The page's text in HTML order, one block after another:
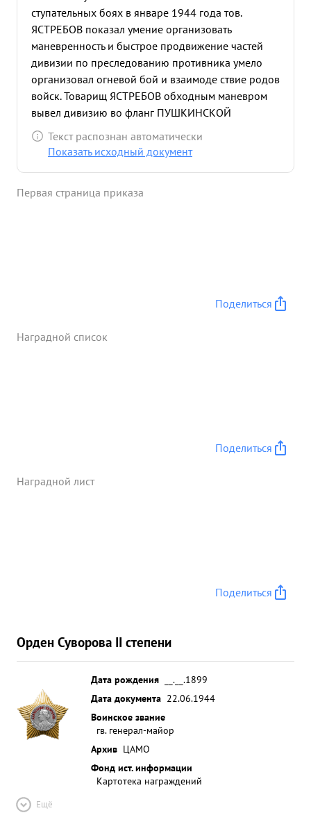
ступательных боях в январе 1944 года тов.
ЯСТРЕБОВ показал умение организовать
маневренность и быстрое продвижение частей
дивизии по преследованию противника умело
организовал огневой бой и взаимоде ствие родов
войск. Товарищ ЯСТРЕБОВ обходным маневром
вывел дивизию во фланг ПУШКИНСКОЙ
группировки противника овладев дивизией
рядом населенных пунктов, нанеся противнику
ПУШКИН и ПАВЛОВСК и ж/д ст. АНТРОПШИНО. За
Текст распознан автоматически
Показать исходный документ
Первая страница приказа
Поделиться
Наградной список
Поделиться
Наградной лист
Поделиться
Орден Суворова II степени
Дата рождения
__.__.1899
Дата документа 22.06.1944
Воинское звание
гв. генерал-майор
Архив ЦАМО
Фонд ист. информации
Картотека награждений
Ещё